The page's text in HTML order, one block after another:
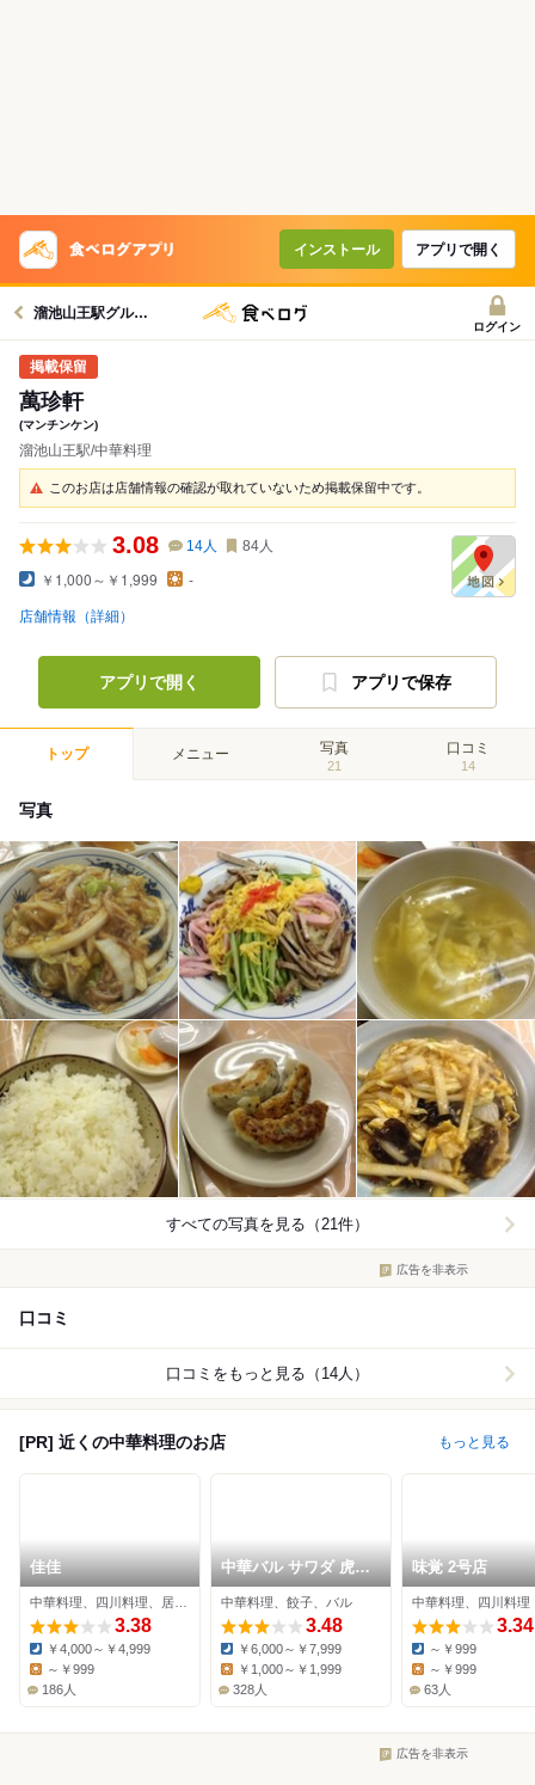
インストール アプリで開く
溜池山王駅グルメへ
ログイン
萬珍軒
(マンチンケン)
溜池山王駅/中華料理
このお店は店舗情報の確認が取れていないため掲載保留中です。
3.08 14人 84人
￥1,000～￥1,999 -
店舗情報（詳細）
アプリで開く アプリで保存
トップ メニュー 写真
21
口コミ
14
写真
すべての写真を見る（21件）
広告を非表示
口コミ
口コミをもっと見る（14人）
[PR] 近くの中華料理のお店 もっと見る
佳佳
3.38
Dinner:
￥4,000～￥4,999
～￥999
186人
中華バル サワダ 虎ノ
門ヒルズステーション
タワー店
中華料理、餃子、バル
3.48
Dinner:
￥6,000～￥7,999
￥1,000～￥1,999
328人
味覚 2号店
中華料理、四川料理
3.34
Dinner:
～￥999
Lunch:
～￥999
63人
広告を非表示